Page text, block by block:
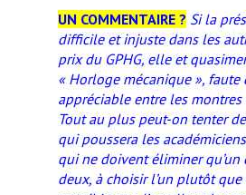
UN COMMENTAIRE ? Si la
difficile et injuste dans les
prix du GPHG, elle et
« Horloge mécanique », faute
appréciable entre les
Tout au plus peut-on tenter
qui poussera les
qui ne doivent éliminer qu’un
deux, à choisir l’un plutôt que